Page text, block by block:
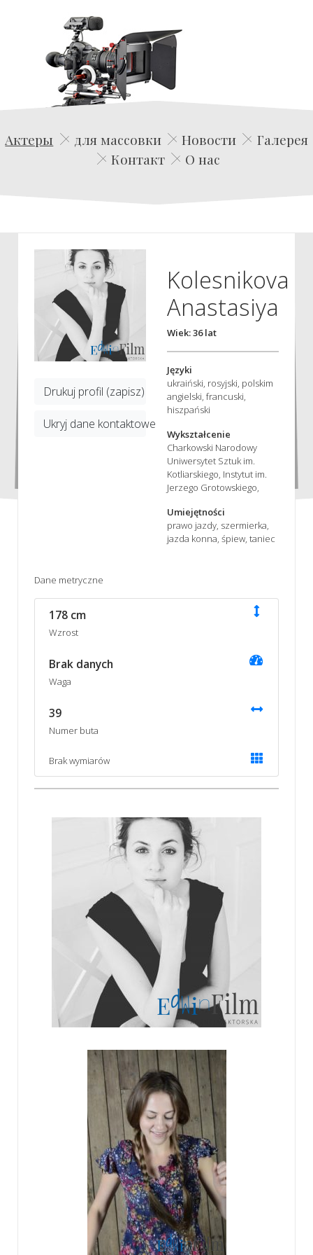
Edwin Film Agencja Aktorska
Актеры для массовки Новости
Галерея
Контакт
О нас
Drukuj profil (zapisz)
Ukryj dane kontaktowe
Kolesnikova
Anastasiya
Wiek: 36 lat
Języki
ukraiński, rosyjski, polskim
angielski, francuski,
hiszpański
Wykształcenie
Charkowski Narodowy
Uniwersytet Sztuk im.
Kotliarskiego, Instytut im.
Jerzego Grotowskiego,
Umiejętności
prawo jazdy, szermierka,
jazda konna, śpiew, taniec
Dane metryczne
178 cm
Wzrost
Brak danych
Waga
39
Numer buta
Brak wymiarów